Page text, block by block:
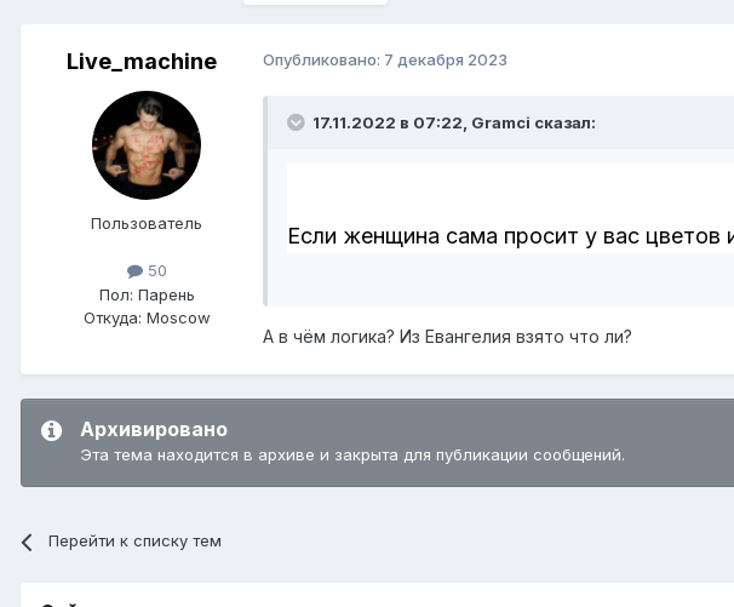
Live_machine
Пользователь
50
Пол: Парень
Откуда: Moscow
Опубликовано: 7 декабря 2023
17.11.2022 в 07:22, Gramci сказал:
Если женщина сама просит у вас цветов
А в чём логика? Из Евангелия взято что ли?
Архивировано
Эта тема находится в архиве и закрыта для публикации сообщений.
Перейти к списку тем